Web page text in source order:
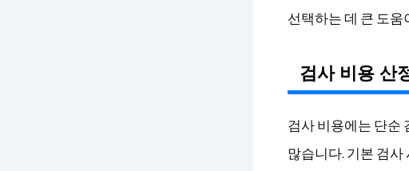
선택하는 데 큰 도움
검사 비용 산
검사 비용에는 단순
많습니다. 기본 검